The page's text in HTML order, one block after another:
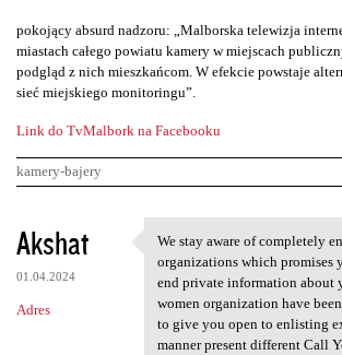
pokojący absurd nadzoru: „Malborska telewizja
miastach całego powiatu kamery w miejscach
podgląd z nich mieszkańcom. W efekcie powstaje
sieć miejskiego monitoringu”.
Link do TvMalbork na Facebooku
kamery-bajery
K
o
m
e
Akshat
01.04.2024
Adres
We stay aware of
We stay aware of completely
organizations which promises
end private information about
women organization have
to give you open to enlisting
manner present different Call